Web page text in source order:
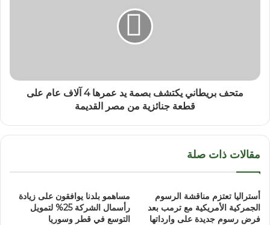
متحف بريطاني يكتشف بصمة يد عمرها 4 آلاف عام على
قطعة جنائزية من مصر القديمة
مقالات ذات صلة
أستراليا تعتزم مناقشة الرسوم
الجمركية الأمريكية مع ترمب بعد
فرض رسوم جديدة على وارداتها
مساهمو بلدنا يوافقون على زيادة
رأسمال الشركة 25% لتمويل
التوسع في قطر وسوريا